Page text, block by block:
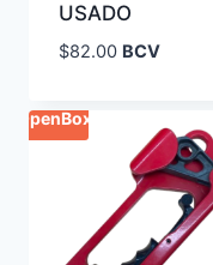
USADO
$82.00 BCV
OpenBox